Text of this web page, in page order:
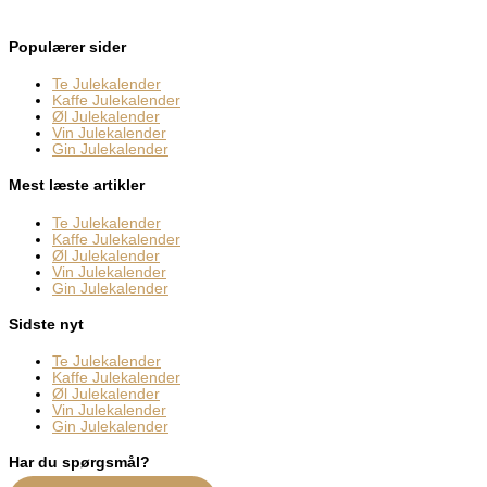
Populærer sider
Te Julekalender
Kaffe Julekalender
Øl Julekalender
Vin Julekalender
Gin Julekalender
Mest læste artikler
Te Julekalender
Kaffe Julekalender
Øl Julekalender
Vin Julekalender
Gin Julekalender
Sidste nyt
Te Julekalender
Kaffe Julekalender
Øl Julekalender
Vin Julekalender
Gin Julekalender
Har du spørgsmål?